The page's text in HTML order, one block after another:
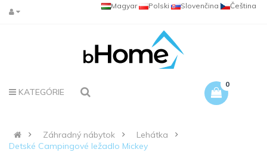
Čeština
Slovenčina
Polski
Magyar
KATEGÓRIE
0
Záhradný nábytok
Lehátka
Detské Campingové ležadlo Mickey